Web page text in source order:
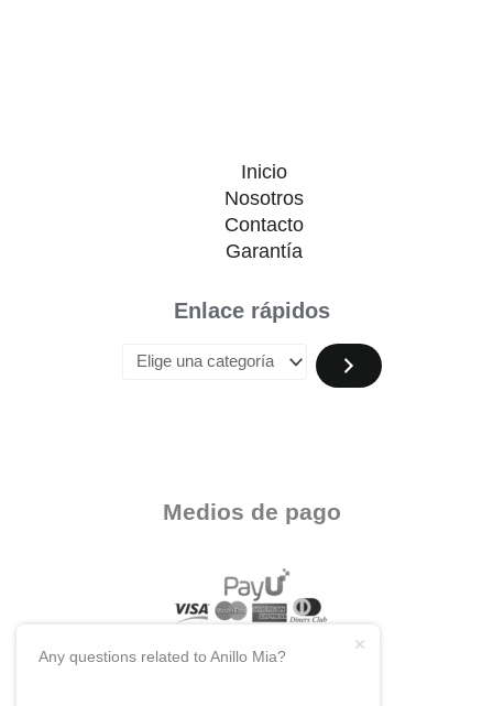
Inicio
Nosotros
Contacto
Garantía
Enlace rápidos
Medios de pago
Any questions related to Anillo Mia?